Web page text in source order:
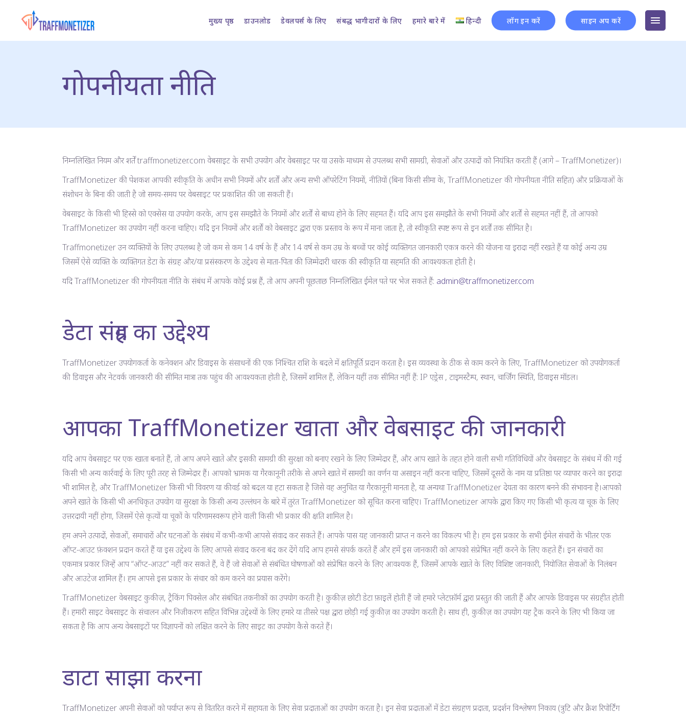
मुख्य पृष्ठ डाउनलोड डेवलपर्स के लिए संबद्ध भागीदारों के लिए हमारे बारे में हिन्दी लॉग इन करें साइन अप करें
गोपनीयता नीति
निम्नलिखित नियम और शर्तें traffmonetizer.com वेबसाइट के सभी उपयोग और वेबसाइट पर या उसके माध्यम से उपलब्ध सभी सामग्री, सेवाओं और उत्पादों को नियंत्रित करती हैं (आगे – TraffMonetizer)।
TraffMonetizer की पेशकश आपकी स्वीकृति के अधीन सभी नियमों और शर्तों और अन्य सभी ऑपरेटिंग नियमों, नीतियों (बिना किसी सीमा के, TraffMonetizer की गोपनीयता नीति सहित) और प्रक्रियाओं के
संशोधन के बिना की जाती है जो समय-समय पर वेबसाइट पर प्रकाशित की जा सकती हैं।
वेबसाइट के किसी भी हिस्से को एक्सेस या उपयोग करके, आप इस समझौते के नियमों और शर्तों से बाध्य होने के लिए सहमत हैं। यदि आप इस समझौते के सभी नियमों और शर्तों से सहमत नहीं हैं, तो आपको
TraffMonetizer का उपयोग नहीं करना चाहिए। यदि इन नियमों और शर्तों को वेबसाइट द्वारा एक प्रस्ताव के रूप में माना जाता है, तो स्वीकृति स्पष्ट रूप से इन शर्तों तक सीमित है।
Traffmonetizer उन व्यक्तियों के लिए उपलब्ध है जो कम से कम 14 वर्ष के हैं और 14 वर्ष से कम उम्र के बच्चों पर कोई व्यक्तिगत जानकारी एकत्र करने की योजना या इरादा नहीं रखते हैं या कोई अन्य उम्र
जिसमें ऐसे व्यक्ति के व्यक्तिगत डेटा के संग्रह और/या प्रसंस्करण के उद्देश्य से माता-पिता की जिम्मेदारी धारक की स्वीकृति या सहमति की आवश्यकता होती है।
यदि TraffMonetizer की गोपनीयता नीति के संबंध में आपके कोई प्रश्न हैं, तो आप अपनी पूछताछ निम्नलिखित ईमेल पते पर भेज सकते हैं: admin@traffmonetizer.com
डेटा संग्रह का उद्देश्य
TraffMonetizer उपयोगकर्ता के कनेक्शन और डिवाइस के संसाधनों की एक निश्चित राशि के बदले में क्षतिपूर्ति प्रदान करता है। इस व्यवस्था के ठीक से काम करने के लिए, TraffMonetizer को उपयोगकर्ता
की डिवाइस और नेटवर्क जानकारी की सीमित मात्रा तक पहुंच की आवश्यकता होती है, जिसमें शामिल हैं, लेकिन यहीं तक सीमित नहीं हैं: IP एड्रेस , टाइमस्टैम्प, स्थान, चार्जिंग स्थिति, डिवाइस मॉडल।
आपका TraffMonetizer खाता और वेबसाइट की जानकारी
यदि आप वेबसाइट पर एक खाता बनाते हैं, तो आप अपने खाते और इसकी सामग्री की सुरक्षा को बनाए रखने के लिए जिम्मेदार हैं, और आप खाते के तहत होने वाली सभी गतिविधियों और वेबसाइट के संबंध में की गई
किसी भी अन्य कार्रवाई के लिए पूरी तरह से जिम्मेदार हैं। आपको भ्रामक या गैरकानूनी तरीके से अपने खाते में सामग्री का वर्णन या असाइन नहीं करना चाहिए, जिसमें दूसरों के नाम या प्रतिष्ठा पर व्यापार करने का इरादा
भी शामिल है, और TraffMonetizer किसी भी विवरण या कीवर्ड को बदल या हटा सकता है जिसे वह अनुचित या गैरकानूनी मानता है, या अन्यथा TraffMonetizer देयता का कारण बनने की संभावना है।आपको
अपने खाते के किसी भी अनधिकृत उपयोग या सुरक्षा के किसी अन्य उल्लंघन के बारे में तुरंत TraffMonetizer को सूचित करना चाहिए। TraffMonetizer आपके द्वारा किए गए किसी भी कृत्य या चूक के लिए
उत्तरदायी नहीं होगा, जिसमें ऐसे कृत्यों या चूकों के परिणामस्वरूप होने वाली किसी भी प्रकार की क्षति शामिल है।
हम अपने उत्पादों, सेवाओं, समाचारों और घटनाओं के संबंध में कभी-कभी आपसे संवाद कर सकते हैं। आपके पास यह जानकारी प्राप्त न करने का विकल्प भी है। हम इस प्रकार के सभी ईमेल संचारों के भीतर एक
ऑप्ट-आउट फ़ंक्शन प्रदान करते हैं या इस उद्देश्य के लिए आपसे संवाद करना बंद कर देंगे यदि आप हमसे संपर्क करते हैं और हमें इस जानकारी को आपको संप्रेषित नहीं करने के लिए कहते हैं। इन संचारों का
एकमात्र प्रकार जिन्हें आप “ऑप्ट-आउट” नहीं कर सकते हैं, वे हैं जो सेवाओं से संबंधित घोषणाओं को संप्रेषित करने के लिए आवश्यक हैं, जिसमें आपके खाते के लिए विशिष्ट जानकारी, नियोजित सेवाओं के निलंबन
और आउटेज शामिल हैं। हम आपसे इस प्रकार के संचार को कम करने का प्रयास करेंगे।
TraffMonetizer वेबसाइट कुकीज़, ट्रैकिंग पिक्सेल और संबंधित तकनीकों का उपयोग करती है। कुकीज़ छोटी डेटा फ़ाइलें होती हैं जो हमारे प्लेटफ़ॉर्म द्वारा प्रस्तुत की जाती हैं और आपके डिवाइस पर संग्रहीत होती
हैं। हमारी साइट वेबसाइट के संचालन और निजीकरण सहित विभिन्न उद्देश्यों के लिए हमारे या तीसरे पक्ष द्वारा छोड़ी गई कुकीज़ का उपयोग करती है। साथ ही, कुकीज़ का उपयोग यह ट्रैक करने के लिए भी किया जा
सकता है कि आप अन्य वेबसाइटों पर विज्ञापनों को लक्षित करने के लिए साइट का उपयोग कैसे करते हैं।
डाटा साझा करना
TraffMonetizer अपनी सेवाओं को पर्याप्त रूप से वितरित करने में सहायता के लिए सेवा प्रदाताओं का उपयोग करता है। इन सेवा प्रदाताओं में डेटा संग्रहण प्रदाता, प्रदर्शन विश्लेषण निकाय (त्रुटि और क्रैश रिपोर्टिंग